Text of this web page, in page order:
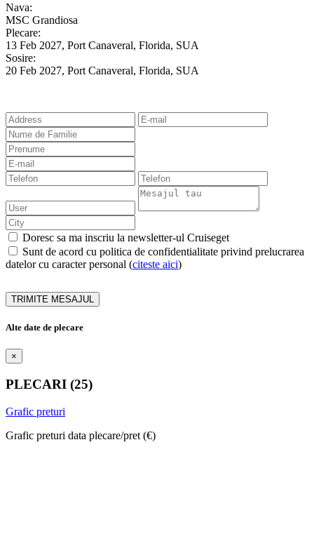
Nava:
MSC Grandiosa
Plecare:
13 Feb 2027, Port Canaveral, Florida, SUA
Sosire:
20 Feb 2027, Port Canaveral, Florida, SUA
Doresc sa ma inscriu la newsletter-ul Cruiseget
Sunt de acord cu politica de confidentialitate privind prelucrarea
datelor cu caracter personal (citeste aici)
TRIMITE MESAJUL
Alte date de plecare
×
PLECARI (25)
Grafic preturi
Grafic preturi data plecare/pret (€)